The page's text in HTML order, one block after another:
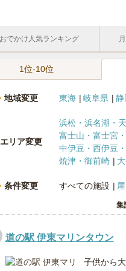
でかけ人気ランキング
1位-10位
地域変更 東海 岐阜県 静
エリア変更
浜松・浜名湖・
富士山・富士宮
中伊豆・西伊豆
焼津・御前崎
条件変更 すべての施設
集
道の駅 伊東マリンタウン
子供から